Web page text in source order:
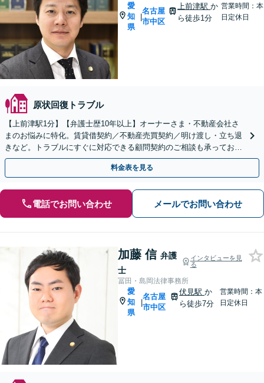
愛
知
県
|
名古屋
市中区
上前津駅か
ら徒歩1分
営業時間：本
日定休日
原状回復トラブル
【上前津駅1分】【弁護士歴10年以上】オーナーさま・不動産会社さ
まのお悩みに特化。賃貸借契約／不動産売買契約／明け渡し・立ち退
きなど。トラブルにすぐに対応できる顧問契約のご相談も承っており
ます。【夜間面談可能】【オンライン相談可能】
料金表を見る
電話でお問い合わせ メールでお問い合わせ
加藤 信 弁護
士
インタビューを見
る
冨田・島岡法律事務所
愛
知
県
|
名古屋
市中区
伏見駅 か
ら徒歩7分
営業時間：本
日定休日